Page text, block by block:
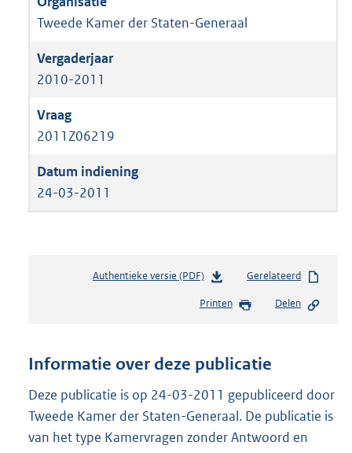
Tweede Kamer der Staten-Generaal
2010-2011
2011Z06219
24-03-2011
Authentieke versie (PDF)b
s
n
s
r
o
Gerelateerd
Printen Delen
Informatie over deze publicatie
Deze publicatie is op 24-03-2011 gepubliceerd door
Tweede Kamer der Staten-Generaal. De publicatie is
van het type Kamervragen zonder Antwoord en